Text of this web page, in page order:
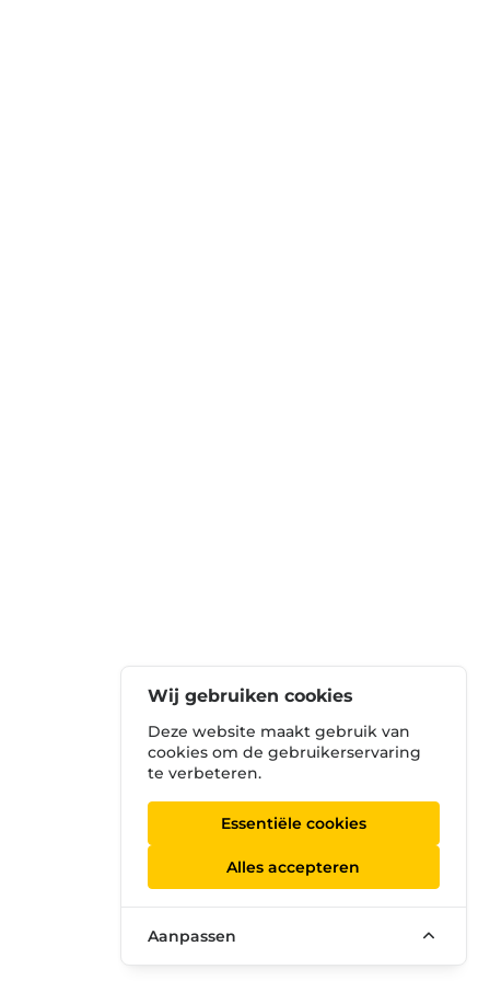
Wij gebruiken cookies
Deze website maakt gebruik van
cookies om de gebruikerservaring
te verbeteren.
Essentiële cookies
Alles accepteren
Aanpassen